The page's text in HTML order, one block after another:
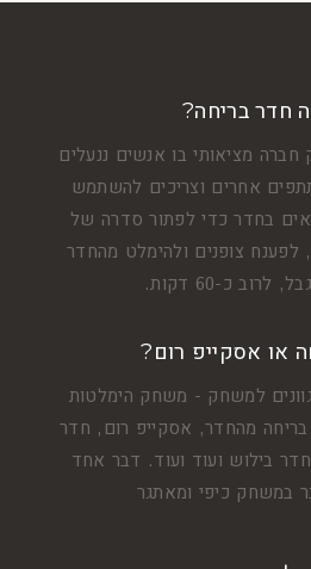
חדר בריחה?
מציאותי בו אנשים ננעלים
אחרים וצריכים להשתמש
בחדר כדי לפתור סדרה של
לפענח צופנים ולהימלט מהחדר
לרוב כ-60 דקות.
או אסקייפ רום?
למשחק - משחק הימלטות
מהחדר, אסקייפ רום, חדר
בילוש ועוד ועוד. דבר אחד
במשחק כיפי ומאתגר